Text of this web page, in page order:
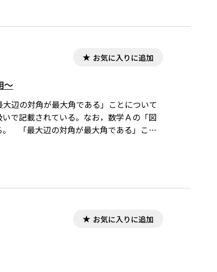
お気に入りに追加
～
辺の対角が最大角である」ことについて
で記載されている。なお，数学Ａの「図
。 「最大辺の対角が最大角である」こと
は，「Tosho数式エディタ」で作成されて
お気に入りに追加